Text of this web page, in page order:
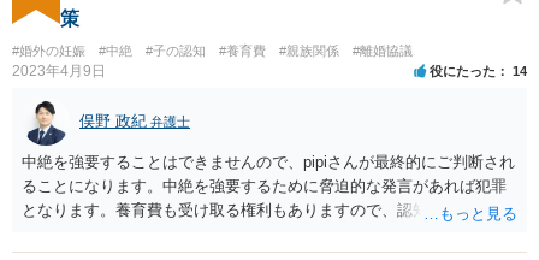
えます。 ご参考になれば幸いです。
策
#婚外の妊娠 #中絶 #子の認知 #養育費 #親族関係 #離婚協議
2023年4月9日 役にたった 14
俣野 政紀 弁護士
中絶を強要することはできませんので、pipiさんが最終的にご判断され
ることになります。中絶を強要するために脅迫的な発言があれば犯罪
となります。養育費も受け取る権利もありますので、認知等につきお